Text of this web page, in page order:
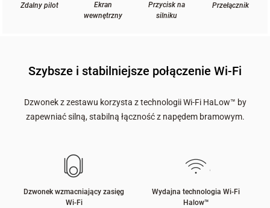
Zdalny pilot
Ekran
wewnętrzny
Przycisk na
silniku
Przełącznik
Szybsze i stabilniejsze połączenie Wi-Fi
Dzwonek z zestawu korzysta z technologii Wi-Fi HaLow™ by
zapewniać silną, stabilną łączność z napędem bramowym.
Dzwonek wzmacniający zasięg
Wi-Fi
Wydajna technologia Wi-Fi
Halow™